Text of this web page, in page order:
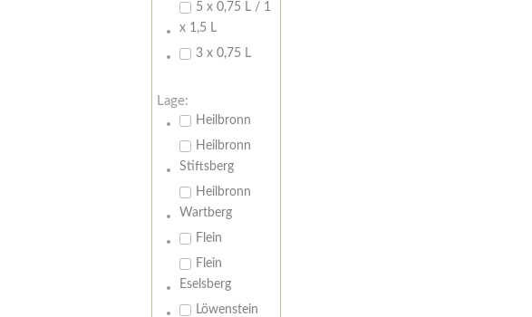
5 x 0,75 L / 1
x 1,5 L
3 x 0,75 L
Lage:
Heilbronn
Heilbronn
Stiftsberg
Heilbronn
Wartberg
Flein
Flein
Eselsberg
Löwenstein